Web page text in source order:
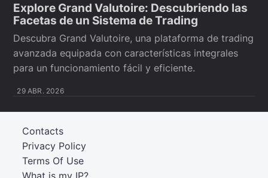
Explore Grand Valutoire: Descubriendo las
Facetas de un Sistema de Trading
Descubra Grand Valutoire, una plataforma de trading
avanzada equipada con características integrales
para un funcionamiento fácil y eficiente.
29 ABR. 2026
Terms Of Use
Privacy Policy
Contacts